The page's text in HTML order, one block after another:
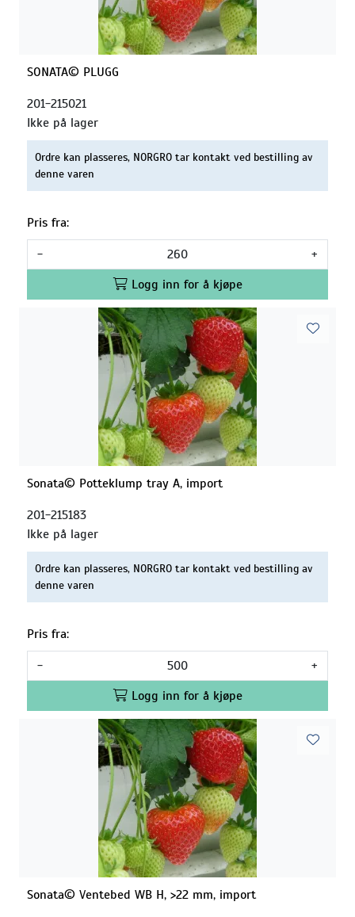
SONATA© PLUGG
201-215021
Ikke på lager
Ordre kan plasseres, NORGRO tar kontakt ved bestilling av
denne varen
Pris fra:
-
+
Logg inn for å kjøpe
Sonata© Potteklump tray A, import
201-215183
Ikke på lager
Ordre kan plasseres, NORGRO tar kontakt ved bestilling av
denne varen
Pris fra:
-
+
Logg inn for å kjøpe
Sonata© Ventebed WB H, >22 mm, import